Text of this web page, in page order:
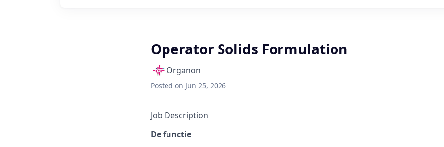
Operator Solids Formulation
Organon
Posted on Jun 25, 2026
Job Description
De functie